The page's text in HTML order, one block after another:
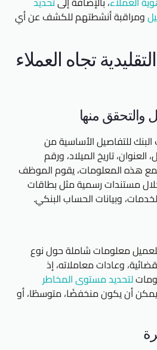
ومراقبة أنشطتهم للكشف عن أي
تجاه العملاء
للتفاصيل الأساسية من
تاريخ الميلاد، ورقم
هذه المعلومات، يقوم الموظف
مستندات رسمية مثل بطاقات
وبيانات الحساب البنكي.
معلومات شاملة حول نوع
وعادات معاملاته، إذ
لتحديد مستوى المخاطر
أن يكون منخفضًا، متوسطًا، أو